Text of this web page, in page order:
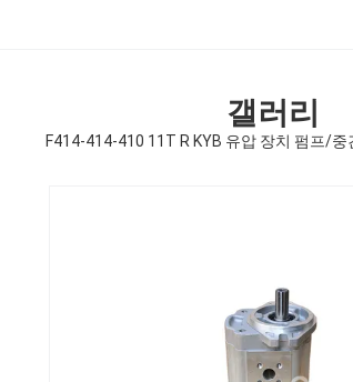
갤러리
F414-414-410 11T R KYB 유압 장치 펌프/중